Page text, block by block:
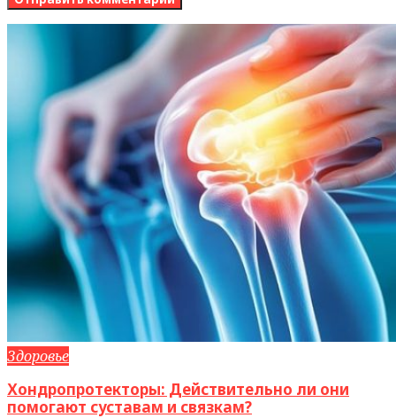
Здоровье
Хондропротекторы: Действительно ли они
помогают суставам и связкам?